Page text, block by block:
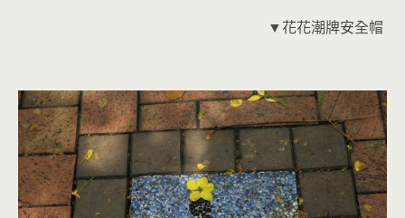
▼花花潮牌安全帽